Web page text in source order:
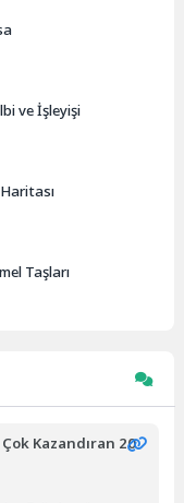
ve İşleyişi
Taşları
Kazandıran 20